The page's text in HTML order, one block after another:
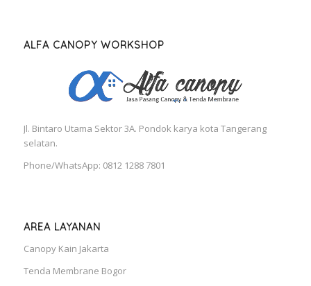
ALFA CANOPY WORKSHOP
Jl. Bintaro Utama Sektor 3A. Pondok karya kota Tangerang
selatan.
Phone/WhatsApp: 0812 1288 7801
AREA LAYANAN
Canopy Kain Jakarta
Tenda Membrane Bogor